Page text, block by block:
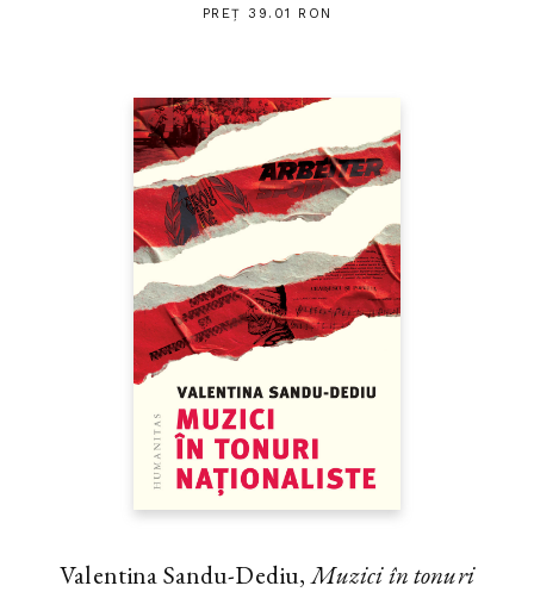
PREȚ 39.01 RON
Valentina Sandu-Dediu,Muzici în tonuri